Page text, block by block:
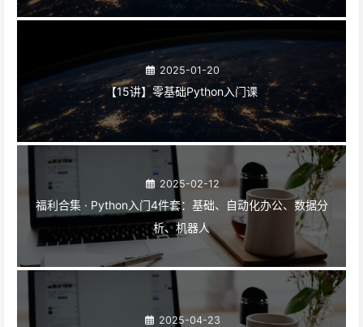
2025-01-20
【15讲】零基础Python入门课
2025-02-12
福利合集 · Python入门4件套：基础、自动化办公、数据分
析、机器人
2025-04-23